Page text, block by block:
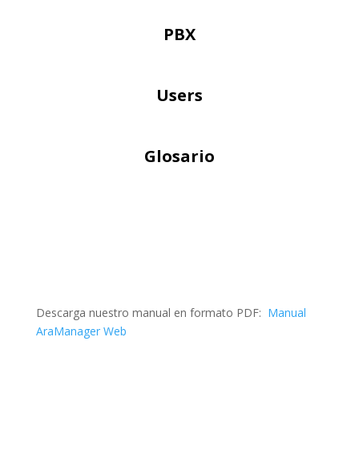
PBX
Users
Glosario
Descarga nuestro manual en formato PDF: Manual
AraManager Web